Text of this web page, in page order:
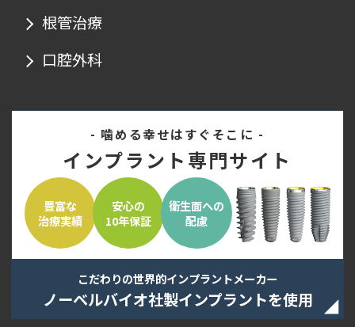
根管治療
口腔外科
- 噛める幸せはすぐそこに -
インプラント専門サイト
豊富な
治療実績
安心の
10年保証
衛生面への
配慮
こだわりの世界的インプラントメーカー
ノーベルバイオ社製インプラントを使用